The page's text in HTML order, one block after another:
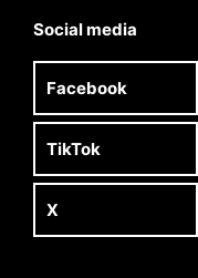
Social media
Facebook
TikTok
X